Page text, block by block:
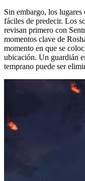
Sin embargo, los lugares
fáciles de predecir. Los
revisan primero con
momentos clave de
momento en que se
ubicación. Un guardián
temprano puede ser